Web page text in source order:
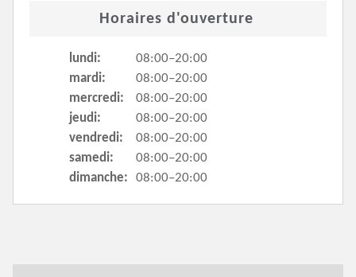
Horaires d'ouverture
lundi:
08:00–20:00
mardi:
08:00–20:00
mercredi:
08:00–20:00
jeudi:
08:00–20:00
vendredi:
08:00–20:00
samedi:
08:00–20:00
dimanche:
08:00–20:00